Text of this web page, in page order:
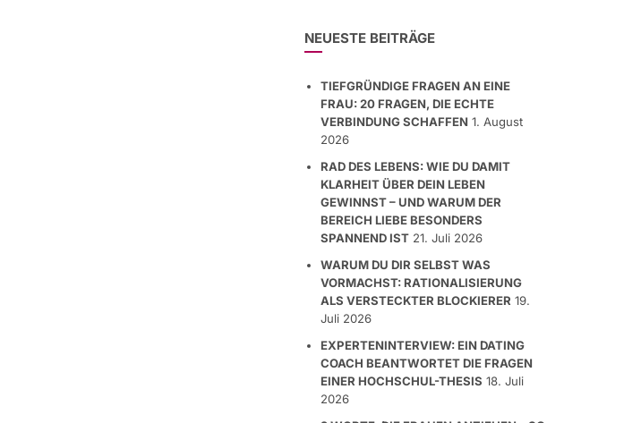
NEUESTE BEITRÄGE
TIEFGRÜNDIGE FRAGEN AN EINE
FRAU: 20 FRAGEN, DIE ECHTE
VERBINDUNG SCHAFFEN 1. August
2026
RAD DES LEBENS: WIE DU DAMIT
KLARHEIT ÜBER DEIN LEBEN
GEWINNST – UND WARUM DER
BEREICH LIEBE BESONDERS
SPANNEND IST 21. Juli 2026
WARUM DU DIR SELBST WAS
VORMACHST: RATIONALISIERUNG
ALS VERSTECKTER BLOCKIERER 19.
Juli 2026
EXPERTENINTERVIEW: EIN DATING
COACH BEANTWORTET DIE FRAGEN
EINER HOCHSCHUL-THESIS 18. Juli
2026